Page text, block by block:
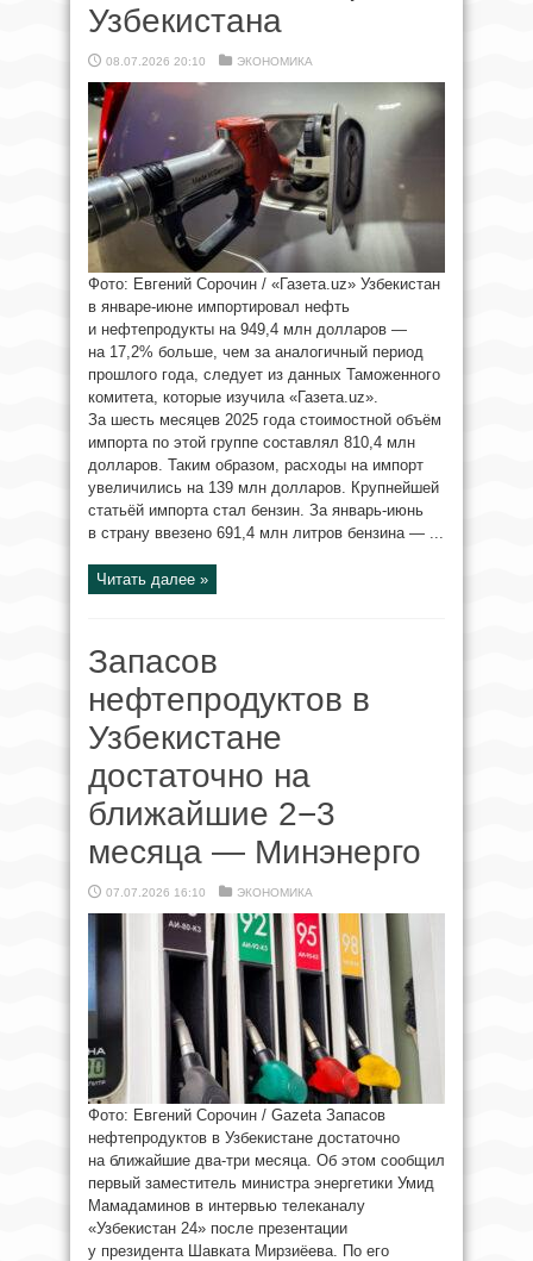
Узбекистана
08.07.2026 20:10 ЭКОНОМИКА
Фото: Евгений Сорочин / «Газета.uz» Узбекистан
в январе-июне импортировал нефть
и нефтепродукты на 949,4 млн долларов —
на 17,2% больше, чем за аналогичный период
прошлого года, следует из данных Таможенного
комитета, которые изучила «Газета.uz».
За шесть месяцев 2025 года стоимостной объём
импорта по этой группе составлял 810,4 млн
долларов. Таким образом, расходы на импорт
увеличились на 139 млн долларов. Крупнейшей
статьёй импорта стал бензин. За январь-июнь
в страну ввезено 691,4 млн литров бензина — ...
Читать далее »
Запасов
нефтепродуктов в
Узбекистане
достаточно на
ближайшие 2−3
месяца — Минэнерго
07.07.2026 16:10 ЭКОНОМИКА
Фото: Евгений Сорочин / Gazeta Запасов
нефтепродуктов в Узбекистане достаточно
на ближайшие два-три месяца. Об этом сообщил
первый заместитель министра энергетики Умид
Мамадаминов в интервью телеканалу
«Узбекистан 24» после презентации
у президента Шавката Мирзиёева. По его